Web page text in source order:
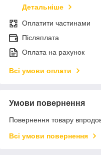
Детальніше
Оплатити частинами
Післяплата
Оплата на рахунок
Всі умови оплати
Умови повернення
Повернення товару
Всі умови повернення